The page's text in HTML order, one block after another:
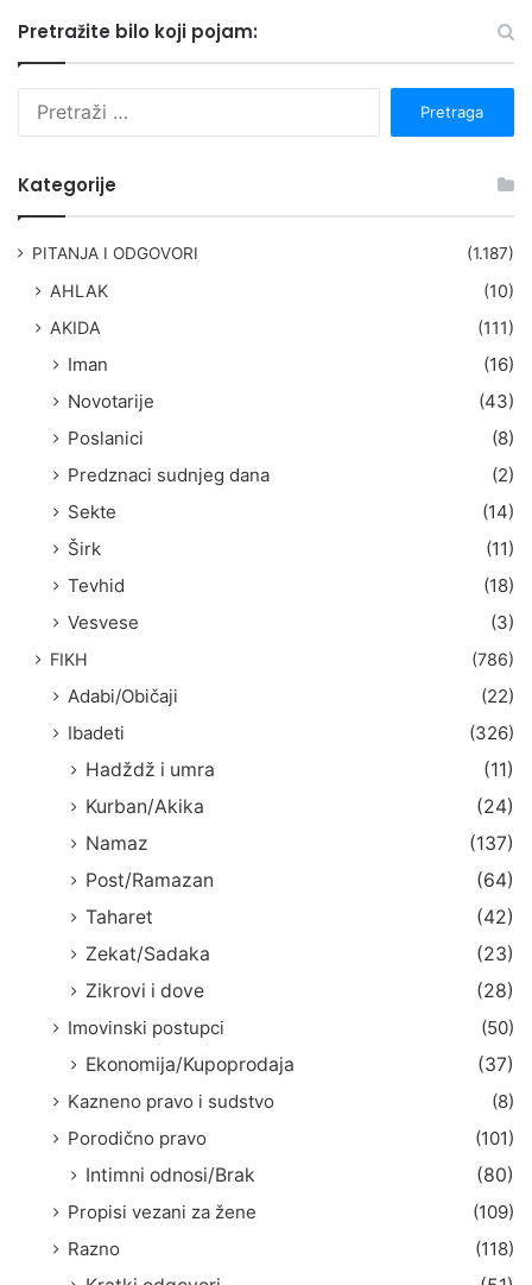
Pretražite bilo koji pojam:
Kategorije
PITANJA I ODGOVORI (1.187)
AHLAK
(10)
AKIDA
(111)
Iman
(16)
Novotarije
(43)
Poslanici
(8)
Predznaci sudnjeg dana
(2)
Sekte
(14)
Širk
(11)
Tevhid
(18)
Vesvese
(3)
FIKH (786)
Adabi/Običaji
(22)
Ibadeti
(326)
Hadždž i umra
(11)
Kurban/Akika
(24)
Namaz
(137)
Post/Ramazan
(64)
Taharet
(42)
Zekat/Sadaka
(23)
Zikrovi i dove
(28)
Imovinski postupci
(50)
Ekonomija/Kupoprodaja
(37)
Kazneno pravo i sudstvo
(8)
Porodično pravo
(101)
Intimni odnosi/Brak
(80)
Propisi vezani za žene
(109)
Razno
(118)